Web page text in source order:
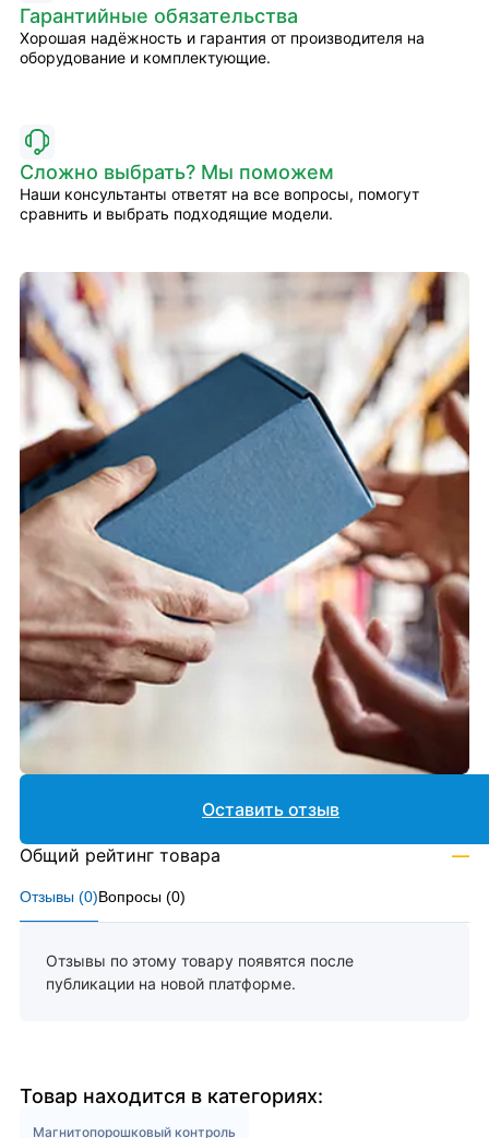
Гарантийные обязательства
Хорошая надёжность и гарантия от производителя на
оборудование и комплектующие.
Сложно выбрать? Мы поможем
Наши консультанты ответят на все вопросы, помогут
сравнить и выбрать подходящие модели.
Отзывы (0)Вопросы (0)
Отзывы по этому товару появятся после
публикации на новой платформе.
Оставить отзыв
Общий рейтинг товара —
Товар находится в категориях:
Магнитопорошковый контроль